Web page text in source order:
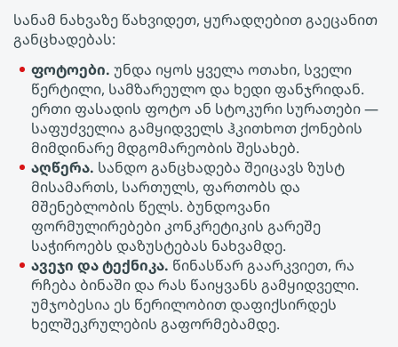
სანამ ნახვაზე წახვიდეთ, ყურადღებით გაეცანით
განცხადებას:
ფოტოები. უნდა იყოს ყველა ოთახი, სველი
წერტილი, სამზარეულო და ხედი ფანჯრიდან.
ერთი ფასადის ფოტო ან სტოკური სურათები —
საფუძველია გამყიდველს ჰკითხოთ ქონების
მიმდინარე მდგომარეობის შესახებ.
აღწერა. სანდო განცხადება შეიცავს ზუსტ
მისამართს, სართულს, ფართობს და
მშენებლობის წელს. ბუნდოვანი
ფორმულირებები კონკრეტიკის გარეშე
საჭიროებს დაზუსტებას ნახვამდე.
ავეჯი და ტექნიკა. წინასწარ გაარკვიეთ, რა
რჩება ბინაში და რას წაიყვანს გამყიდველი.
უმჯობესია ეს წერილობით დაფიქსირდეს
ხელშეკრულების გაფორმებამდე.